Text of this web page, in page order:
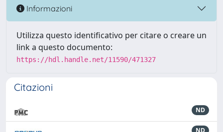
Informazioni
Utilizza questo identificativo per citare o creare un
link a questo documento:
https://hdl.handle.net/11590/471327
Citazioni
ND